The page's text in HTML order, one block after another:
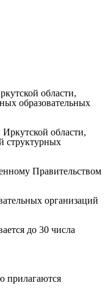
области,
образовательных
области,
структурных
Правительством
организаций
до 30 числа
прилагаются